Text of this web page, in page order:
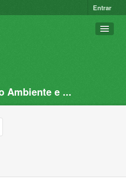
Entrar
Ambiente e ...